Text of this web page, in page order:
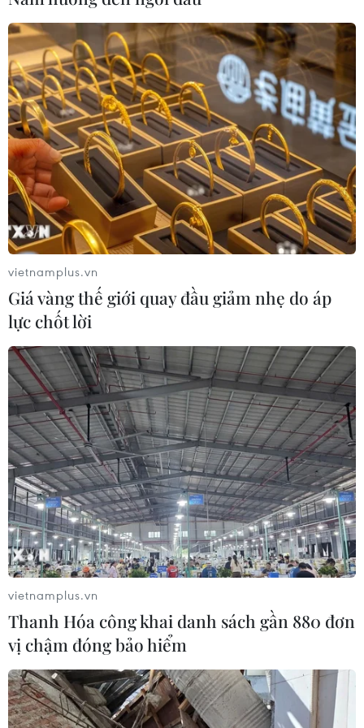
Kiều bào Lào: Sự nghiệp đổi mới của Việt
Nam đạt thành tựu to lớn
28/04/2023 01:00
Theo Chủ tịch Tổng hội Người Việt Nam tại Lào, những
thành tựu đổi mới của Việt Nam đã khơi dậy khát vọng
của nhân dân Việt Nam về một xã hội chủ nghĩa phồn
vinh, hạnh phúc, vì hạnh phúc của nhân dân.
vietnamplus.vn
Giá vàng thế giới quay đầu giảm nhẹ do áp
lực chốt lời
vietnamplus.vn
Thanh Hóa công khai danh sách gần 880 đơn
vị chậm đóng bảo hiểm